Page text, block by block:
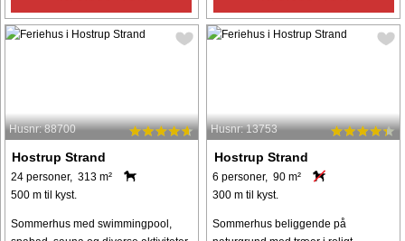
Husnr: 88700
Hostrup Strand
24 personer, 313 m²
500 m til kyst.
Sommerhus med swimmingpool,
Husnr: 13753
Hostrup Strand
6 personer, 90 m²
300 m til kyst.
Sommerhus beliggende på